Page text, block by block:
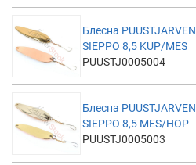
Блесна PUUSTJARVEN
SIEPPO 8,5 KUP/MES
PUUSTJ0005004
Блесна PUUSTJARVEN
SIEPPO 8,5 MES/HOP
PUUSTJ0005003